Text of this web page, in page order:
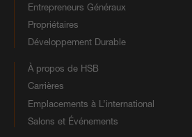
Entrepreneurs Généraux
Propriétaires
Développement Durable
À propos de HSB
Carrières
Emplacements à L’international
Salons et Événements